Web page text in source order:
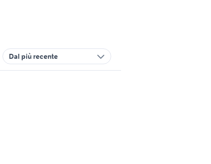
Dal più recente